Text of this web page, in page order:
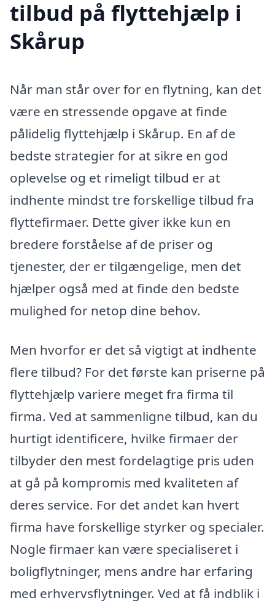
tilbud på flyttehjælp i
Skårup
Når man står over for en flytning, kan det
være en stressende opgave at finde
pålidelig flyttehjælp i Skårup. En af de
bedste strategier for at sikre en god
oplevelse og et rimeligt tilbud er at
indhente mindst tre forskellige tilbud fra
flyttefirmaer. Dette giver ikke kun en
bredere forståelse af de priser og
tjenester, der er tilgængelige, men det
hjælper også med at finde den bedste
mulighed for netop dine behov.
Men hvorfor er det så vigtigt at indhente
flere tilbud? For det første kan priserne på
flyttehjælp variere meget fra firma til
firma. Ved at sammenligne tilbud, kan du
hurtigt identificere, hvilke firmaer der
tilbyder den mest fordelagtige pris uden
at gå på kompromis med kvaliteten af
deres service. For det andet kan hvert
firma have forskellige styrker og specialer.
Nogle firmaer kan være specialiseret i
boligflytninger, mens andre har erfaring
med erhvervsflytninger. Ved at få indblik i